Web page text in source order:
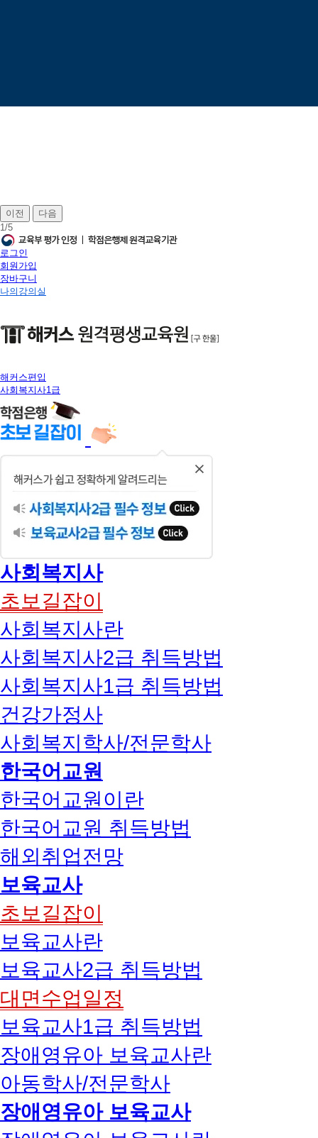
이전
다음
1/5
로그인
회원가입
장바구니
나의강의실
해커스편입
사회복지사1급
사회복지사
초보길잡이
사회복지사란
사회복지사2급 취득방법
사회복지사1급 취득방법
건강가정사
사회복지학사/전문학사
한국어교원
한국어교원이란
한국어교원 취득방법
해외취업전망
보육교사
초보길잡이
보육교사란
보육교사2급 취득방법
대면수업일정
보육교사1급 취득방법
장애영유아 보육교사란
아동학사/전문학사
장애영유아 보육교사